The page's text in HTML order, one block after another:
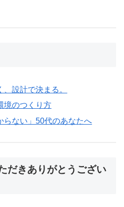
設計で決まる。
境のつくり方
らない」50代のあなたへ
だきありがとうござい